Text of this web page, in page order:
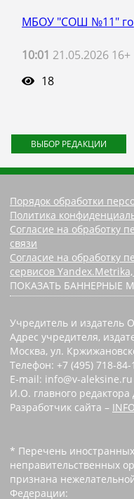
МБОУ "СОШ №11"
10:01 21.05.2026 16+
18
ВЫБОР РЕДАКЦИИ
Порядок обработки
Политика
Согласие на обработку
связи
Согласие на обработку
сервисов
ПОКАЗАТЬ БАННЕРНЫЕ
Учредитель и издатель
Адрес учредителя,
Москва, ул.
Телефон: +7 (495) 718-84-
E-mail: info@v-aleksine.ru
И.О. главного
Разработчик сайта –
* Перечень
неправительственных
признана
Федерации: